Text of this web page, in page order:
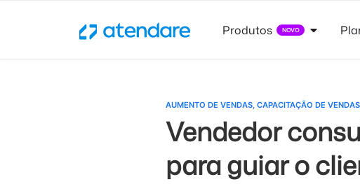
Produtos NOVO
AUMENTO DE VENDAS, CAPACITAÇÃO DE VENDAS
Vendedor
para guiar o